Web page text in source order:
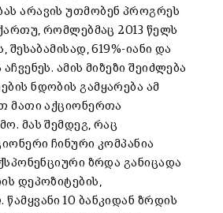
არავის უთმობენ პროგრეს
რომლებმაც 2013 წელს
შესაბამისად, 619%-იანი და
ამის მიზეზი შეიძლება
ნდობის გამყარება ამ
მათი აქციონერთა
მას შემდეგ, რაც
ჩინური კომპანია
ზრდა განიცადა
დეპოზიტების,
10 ბანკიდან ზრდის